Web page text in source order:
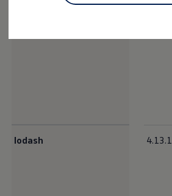
Unternehmen
Karriere im Autohaus
Fahrzeugabholung ab Werk
lodash 4.13.1